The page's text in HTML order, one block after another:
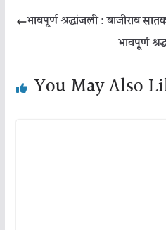
भावपूर्ण श्रद्धांजली : बाजीराव
भावपूर्ण
You May Also